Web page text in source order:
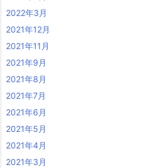
2022年3月
2021年12月
2021年11月
2021年9月
2021年8月
2021年7月
2021年6月
2021年5月
2021年4月
2021年3月